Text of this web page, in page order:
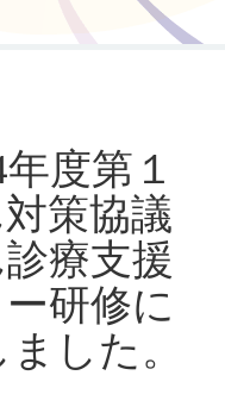
度第１
策協議
療支援
研修に
した。